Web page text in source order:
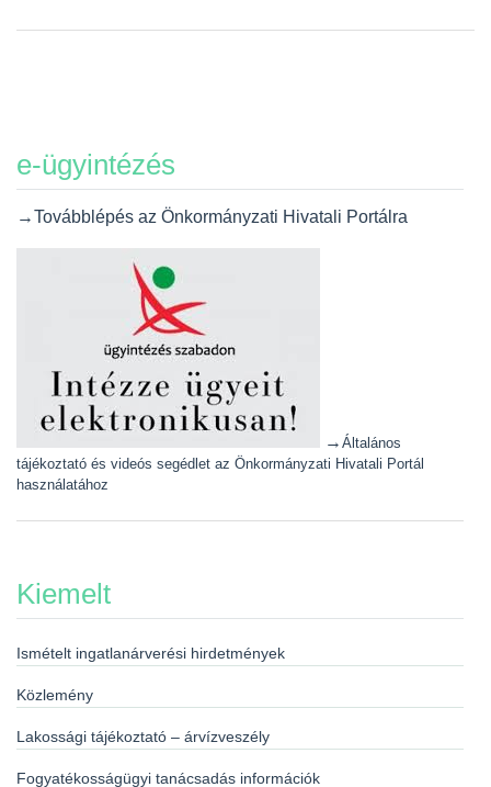
e-ügyintézés
→Továbblépés az Önkormányzati Hivatali Portálra
→ Általános
tájékoztató és videós segédlet az Önkormányzati Hivatali Portál
használatához
Kiemelt
Ismételt ingatlanárverési hirdetmények
Közlemény
Lakossági tájékoztató – árvízveszély
Fogyatékosságügyi tanácsadás információk